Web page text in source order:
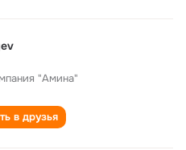
"Амина"
в друзья